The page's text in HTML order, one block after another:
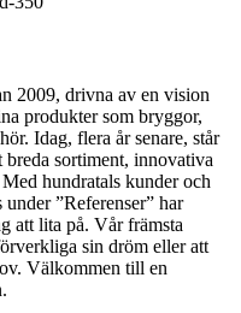
2009, drivna av en vision
produkter som bryggor,
Idag, flera år senare, står
sortiment, innovativa
hundratals kunder och
”Referenser” har
att lita på. Vår främsta
sin dröm eller att
Välkommen till en